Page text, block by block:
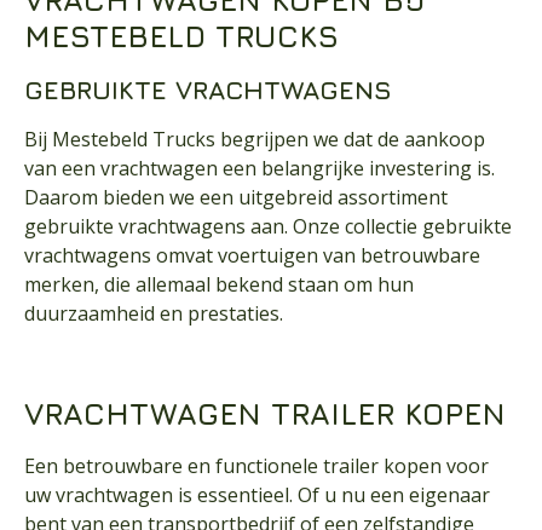
MESTEBELD TRUCKS
GEBRUIKTE VRACHTWAGENS
Bij Mestebeld Trucks begrijpen we dat de aankoop
van een vrachtwagen een belangrijke investering is.
Daarom bieden we een uitgebreid assortiment
gebruikte vrachtwagens aan. Onze collectie gebruikte
vrachtwagens omvat voertuigen van betrouwbare
merken, die allemaal bekend staan om hun
duurzaamheid en prestaties.
VRACHTWAGEN TRAILER KOPEN
Een betrouwbare en functionele trailer kopen voor
uw vrachtwagen is essentieel. Of u nu een eigenaar
bent van een transportbedrijf of een zelfstandige